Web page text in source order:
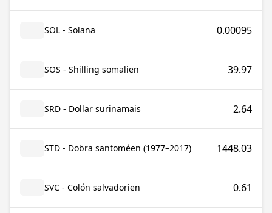
SOL - Solana 0.00095
SOS - Shilling somalien 39.97
SRD - Dollar surinamais 2.64
STD - Dobra santoméen (1977–2017) 1448.03
SVC - Colón salvadorien 0.61